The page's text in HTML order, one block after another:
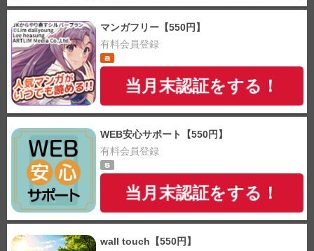
マンガフリー【550円】
有料会員登録
当月末認証をする！
WEB安心サポート【550円】
有料会員登録
当月末認証をする！
wall touch【550円】